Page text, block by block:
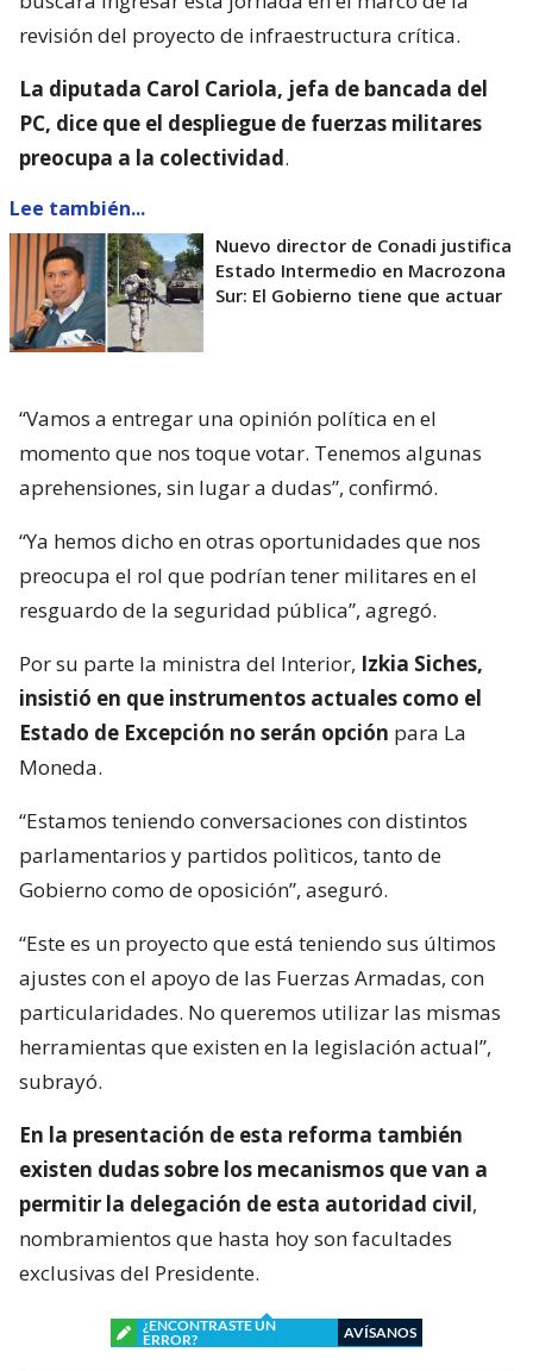
revisión del proyecto de infraestructura crítica.
La diputada Carol Cariola, jefa de bancada del
PC, dice que el despliegue de fuerzas militares
preocupa a la colectividad.
Lee también...
Nuevo director de Conadi justifica
Estado Intermedio en Macrozona
Sur: El Gobierno tiene que actuar
“Vamos a entregar una opinión política en el
momento que nos toque votar. Tenemos algunas
aprehensiones, sin lugar a dudas”, confirmó.
“Ya hemos dicho en otras oportunidades que nos
preocupa el rol que podrían tener militares en el
resguardo de la seguridad pública”, agregó.
Por su parte la ministra del Interior, Izkia Siches,
insistió en que instrumentos actuales como el
Estado de Excepción no serán opción para La
Moneda.
“Estamos teniendo conversaciones con distintos
parlamentarios y partidos polìticos, tanto de
Gobierno como de oposición”, aseguró.
“Este es un proyecto que está teniendo sus últimos
ajustes con el apoyo de las Fuerzas Armadas, con
particularidades. No queremos utilizar las mismas
herramientas que existen en la legislación actual”,
subrayó.
En la presentación de esta reforma también
existen dudas sobre los mecanismos que van a
permitir la delegación de esta autoridad civil,
nombramientos que hasta hoy son facultades
exclusivas del Presidente.
¿ENCONTRASTE UN
ERROR?
AVÍSANOS